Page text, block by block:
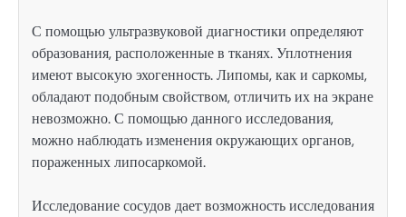
С помощью ультразвуковой диагностики определяют
образования, расположенные в тканях. Уплотнения
имеют высокую эхогенность. Липомы, как и саркомы,
обладают подобным свойством, отличить их на экране
невозможно. С помощью данного исследования,
можно наблюдать изменения окружающих органов,
пораженных липосаркомой.
Исследование сосудов дает возможность исследования